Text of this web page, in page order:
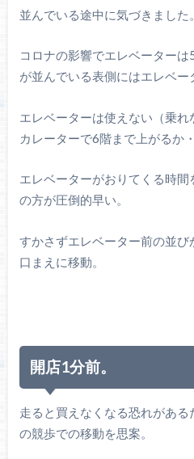
並んでいる途中に気づきました。
コロナの影響でエレベーター
が並んでいる表側にはエレベー
エレベーターは使えない（乗
カレーターで6階まで上がるか
エレベーターがおりてくる時
の方が圧倒的早い。
すかさずエレベーター前の並び
口まえに移動。
開店1分前。
走ると買えなくなる恐れがある
の競歩での移動を思案。